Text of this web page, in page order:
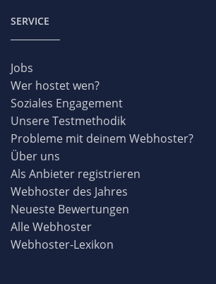
SERVICE
Jobs
Wer hostet wen?
Soziales Engagement
Unsere Testmethodik
Probleme mit deinem Webhoster?
Über uns
Als Anbieter registrieren
Webhoster des Jahres
Neueste Bewertungen
Alle Webhoster
Webhoster-Lexikon